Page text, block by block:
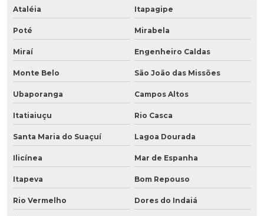
Ataléia Itapagipe
Poté Mirabela
Miraí Engenheiro Caldas
Monte Belo São João das Missões
Ubaporanga Campos Altos
Itatiaiuçu Rio Casca
Santa Maria do Suaçuí Lagoa Dourada
Ilicínea Mar de Espanha
Itapeva Bom Repouso
Rio Vermelho Dores do Indaiá